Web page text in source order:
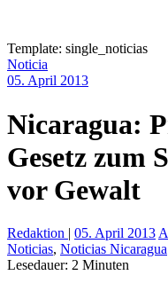
Template: single_noticias
Noticia
05. April 2013
Nicaragua:
Gesetz zum
vor Gewalt
Redaktion | 05. April 2013
Noticias, Noticias Nicaragua
Lesedauer: 2 Minuten